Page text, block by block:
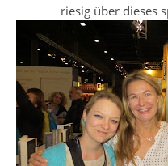
riesig über dieses